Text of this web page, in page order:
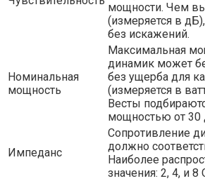
мощности. Чем
(измеряется в
без искажений.
Номинальная
мощность
Максимальная
динамик может
без ущерба для
(измеряется в
Весты
мощностью от 30
Импеданс
Сопротивление
должно
Наиболее
значения: 2, 4, и 8